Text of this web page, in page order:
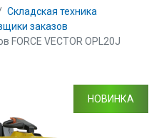
Складская техника
заказов
FORCE VECTOR OPL20J
НОВИНКА